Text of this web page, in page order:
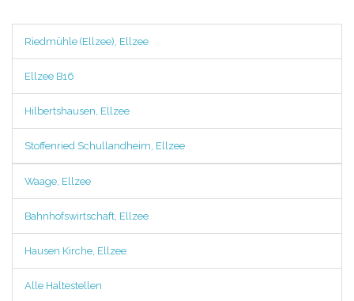
Riedmühle (Ellzee), Ellzee
Ellzee B16
Hilbertshausen, Ellzee
Stoffenried Schullandheim, Ellzee
Waage, Ellzee
Bahnhofswirtschaft, Ellzee
Hausen Kirche, Ellzee
Alle Haltestellen